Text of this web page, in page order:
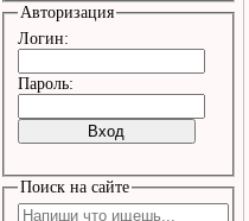
Авторизация
Логин:
Пароль:
Поиск на сайте